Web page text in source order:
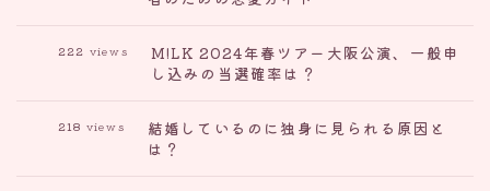
M!LK 2024年春ツアー大阪公演、一般申
し込みの当選確率は？
222 views
結婚しているのに独身に見られる原因と
は？
218 views